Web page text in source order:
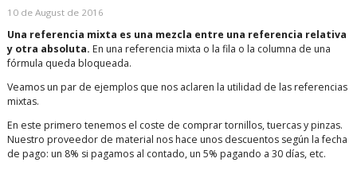
10 de August de 2016
Una referencia mixta es una mezcla entre una referencia relativa
y otra absoluta. En una referencia mixta o la fila o la columna de una
fórmula queda bloqueada.
Veamos un par de ejemplos que nos aclaren la utilidad de las referencias
mixtas.
En este primero tenemos el coste de comprar tornillos, tuercas y pinzas.
Nuestro proveedor de material nos hace unos descuentos según la fecha
de pago: un 8% si pagamos al contado, un 5% pagando a 30 días, etc.